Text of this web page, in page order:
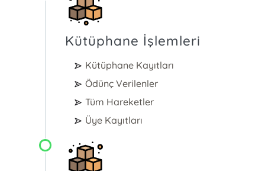
Kütüphane İşlemleri
Kütüphane Kayıtları
Ödünç Verilenler
Tüm Hareketler
Üye Kayıtları